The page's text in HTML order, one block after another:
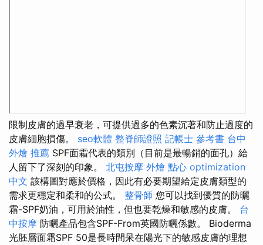
限制皮膚的過早衰老，可提供過多的色素沉著和防止過度的
皮膚細胞損傷。 seo軟體 整脊師證照 記帳士 參考書 台中
外燴 推薦 SPF面霜代表的類別（目前是最暢銷的面孔）給
人留下了深刻的印象。 北屯按摩 外燴 點心 optimization
中文 該構圖對應於價格，因此有必要期望給定皮膚類型的
需求更穩定和柔和的公式。 整骨師 您可以找到優質的防曬
霜-SPF奶油，可用於油性，但也要乾燥和敏感的皮膚。 台
中按摩 防曬產品包含SPF-From英國防曬係數。 Bioderma
光胚層面霜SPF 50是長時間呆在陽光下的敏感皮膚的理想